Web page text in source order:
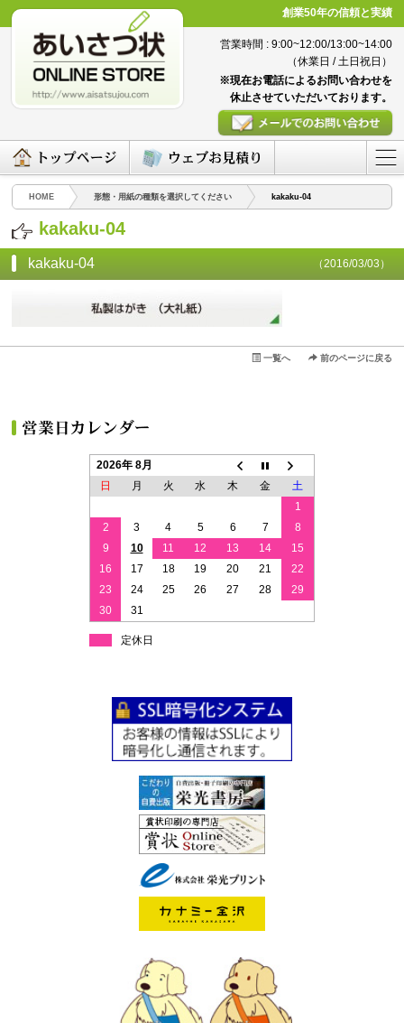
創業50年の信頼と実績
営業時間 : 9:00~12:00/13:00~14:00
（休業日 / 土日祝日）
※現在お電話によるお問い合わせを
休止させていただいております。
HOME 形態・用紙の種類を選択してください kakaku-04
kakaku-04
kakaku-04 （2016/03/03）
一覧へ 前のページに戻る
2026年 8月
日
月 火 水 木 金
土
1
2
3 4 5 6 7
8
9
10 11 12 13 14
15
16
17 18 19 20 21
22
23
24 25 26 27 28
29
30
31
定休日